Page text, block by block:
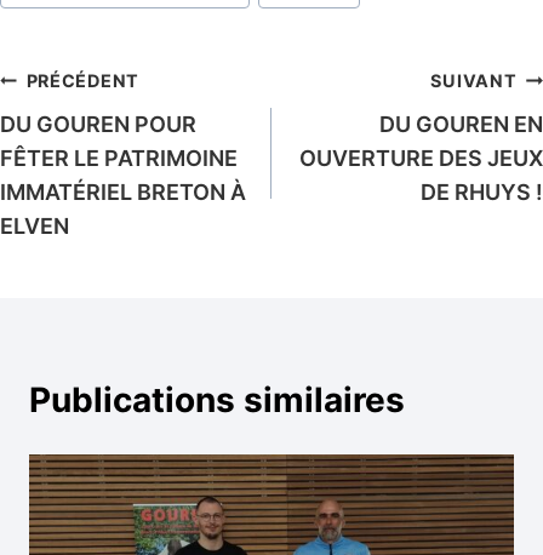
Navigation
de
l’article
PRÉCÉDENT
DU GOUREN POUR
FÊTER LE PATRIMOINE
IMMATÉRIEL BRETON À
ELVEN
SUIVANT
DU GOUREN EN
OUVERTURE DES JEUX
DE RHUYS !
Publications similaires